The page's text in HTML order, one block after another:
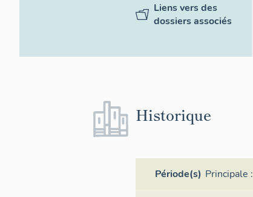
Liens vers des
dossiers associés
Historique
Période(s) Principale :